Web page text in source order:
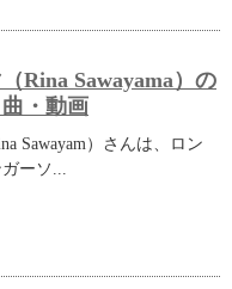
Rina Sawayama）の
・動画
Sawayam）さんは、ロン
ガーソ...